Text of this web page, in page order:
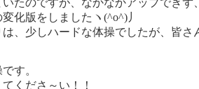
化版をしましたヽ(^o^)丿
、少しハードな体操でしたが、皆さ
す。
くださ～い！！